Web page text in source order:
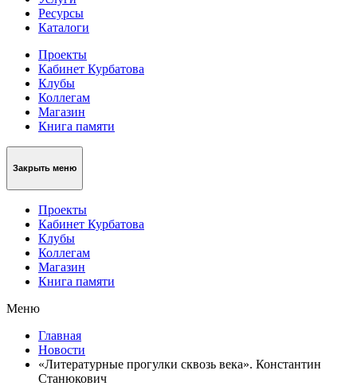
Ресурсы
Каталоги
Проекты
Кабинет Курбатова
Клубы
Коллегам
Магазин
Книга памяти
Закрыть меню
Проекты
Кабинет Курбатова
Клубы
Коллегам
Магазин
Книга памяти
Меню
Главная
Новости
«Литературные прогулки сквозь века». Константин
Станюкович